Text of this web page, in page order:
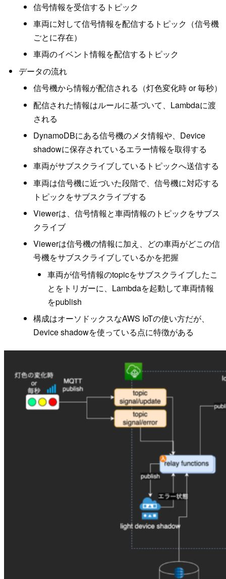
信号情報を受信するトピック
車両に対して信号情報を配信するトピック（信号機
ごとに存在）
車両のイベント情報を配信するトピック
データの流れ
信号機から情報が配信される（灯色変化時 or 毎秒）
配信された情報はルールに基づいて、Lambdaに渡
される
DynamoDBにある信号機のメタ情報や、Device
shadowに保存されているエラー情報を取得する
車両がサブスクライブしているトピックへ送信する
車両は信号機に近づいた段階で、信号機に対応する
トピックをサブスクライブする
Viewerは、信号情報と車両情報のトピックをサブス
クライブ
Viewerは信号機の情報に加え、どの車両がどこの信
号機をサブスクライブしているかを把握
車両が信号情報のtopicをサブスクライブしたこ
とをトリガーに、Lambdaを起動して車両情報
をpublish
構成はオーソドックスなAWS IoTの使い方だが、
Device shadowを使っている点に特徴がある